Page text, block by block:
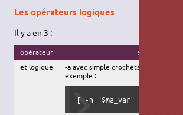
Les opérateurs logiques
Il y a en 3 :
opérateur solution POSIX
et logique -aavec simple crochets,
exemple :
[ -n "$ma_var" -a